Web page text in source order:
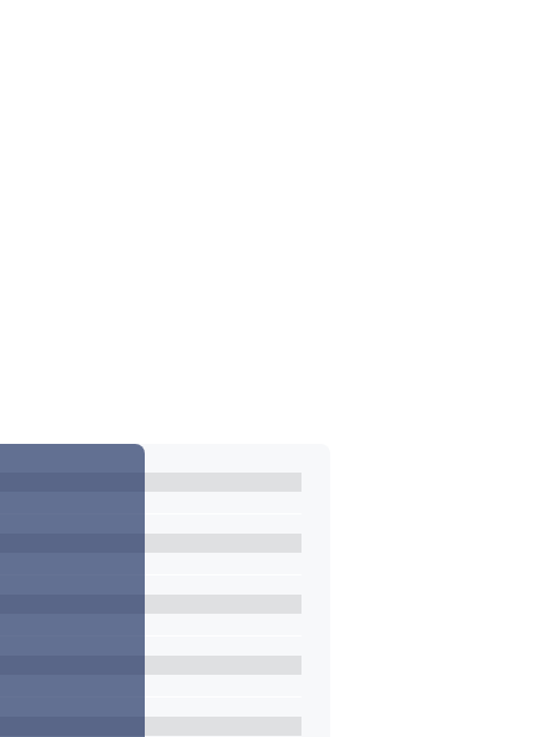
タントとしてのキャリアを築いていって
、Oracle NetSuite、SAP等）の